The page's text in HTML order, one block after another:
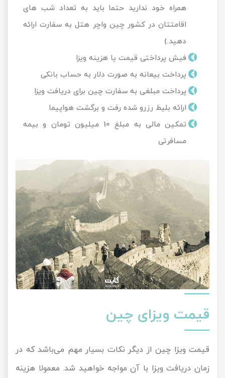
همراه خود ندارید حتما باید به تعداد شب ‌های
اقامتتان در کشور چین واچر هتل به سفارت ارائه
دهید.)
فیش پرداختی قیمت یا هزینه ویزا
پرداخت بیعانه به صورت دلار به حساب بانکی
پرداخت مبلغی به سفارت چین برای دریافت ویزا
ارائه بلیط رزرو شده رفت و برگشت هواپیما
تمکین مالی به مبلغ 10 میلیون تومان و بیمه
مسافرتی
قیمت ویزای چین
قیمت ویزا چین از دیگر نکات بسیار مهم می‌باشد که در
زمان دریافت ویزا با آن مواجه خواهید شد. معمولا هزینه